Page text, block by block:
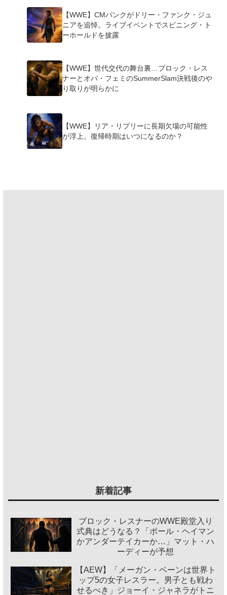
【WWE】CMパンクがドリー・ファンク・ジュ
ニアを追悼。ライブイベントでスピニング・ト
ーホールドを披露
【WWE】世代交代の舞台裏…ブロック・レス
ナーとオバ・フェミのSummerSlam決戦後のや
り取りが明らかに
【WWE】リア・リプリーに長期欠場の可能性
が浮上。復帰時期はいつになるのか？
新着記事
ブロック・レスナーのWWE殿堂入り
式典はどうなる？「ポール・ヘイマン
かアンダーテイカーか…」マット・ハ
ーディーが予想
【AEW】「メーガン・ベーンは世界ト
ップ5の女子レスラー。男子とも戦わ
せるべき」ジョーイ・ジャネラがトニ